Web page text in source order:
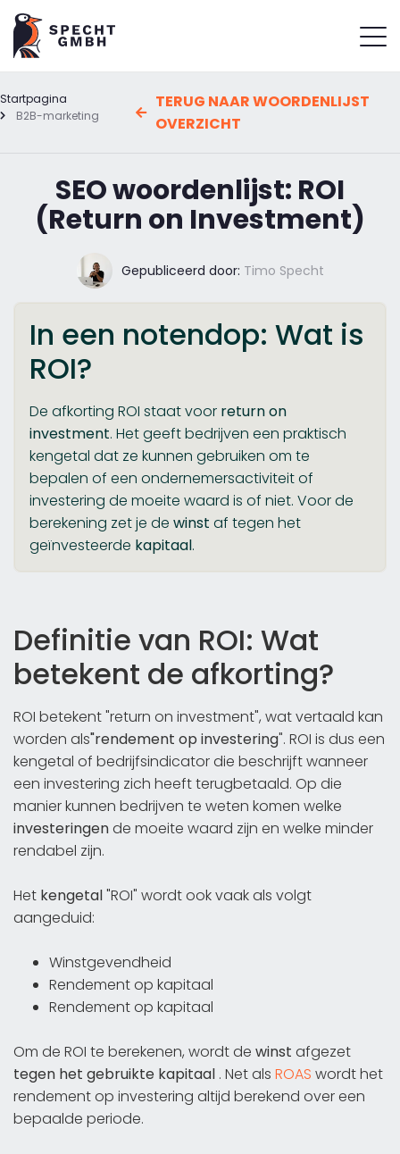
Startpagina
B2B-marketing
TERUG NAAR WOORDENLIJST
OVERZICHT
SEO woordenlijst: ROI
(Return on Investment)
Gepubliceerd door: Timo Specht
In een notendop: Wat is
ROI?
De afkorting ROI staat voor return on
investment. Het geeft bedrijven een praktisch
kengetal dat ze kunnen gebruiken om te
bepalen of een ondernemersactiviteit of
investering de moeite waard is of niet. Voor de
berekening zet je de winst af tegen het
geïnvesteerde kapitaal.
Definitie van ROI: Wat
betekent de afkorting?
ROI betekent "return on investment", wat vertaald kan
worden als"rendement op investering". ROI is dus een
kengetal of bedrijfsindicator die beschrijft wanneer
een investering zich heeft terugbetaald. Op die
manier kunnen bedrijven te weten komen welke
investeringende moeite waard zijn en welke minder
rendabel zijn.
Het kengetal"ROI" wordt ook vaak als volgt
aangeduid:
Winstgevendheid
Rendement op kapitaal
Rendement op kapitaal
Om de ROI te berekenen, wordt de winst afgezet
tegen het gebruikte kapitaal . Net als ROAS wordt het
rendement op investering altijd berekend over een
bepaalde periode.